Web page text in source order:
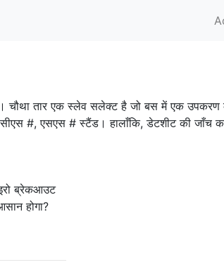
चौथा तार एक स्लेव सलेक्ट है जो बस में एक उपकरण
#, एसएस # स्टैंड। हालाँकि, डेटशीट की जाँच
ब्रेकआउट
होगा?